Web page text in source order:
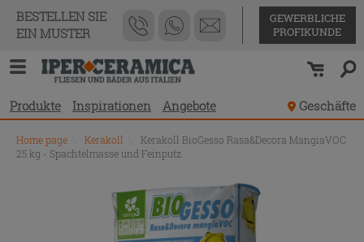
BESTELLEN SIE
EIN MUSTER
GEWERBLICHE
PROFIKUNDE
Produkte Inspirationen Angebote Geschäfte
Home page Kerakoll
Kerakoll BioGesso Rasa&Decora MangiaVOC
25 kg - Spachtelmasse und Feinputz